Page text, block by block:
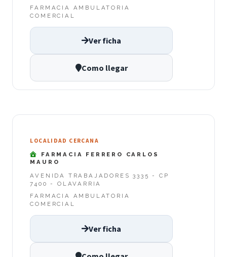
FARMACIA AMBULATORIA
COMERCIAL
Ver ficha
Como llegar
LOCALIDAD CERCANA
FARMACIA FERRERO CARLOS
MAURO
AVENIDA TRABAJADORES 3335 - CP
7400 - OLAVARRIA
FARMACIA AMBULATORIA
COMERCIAL
Ver ficha